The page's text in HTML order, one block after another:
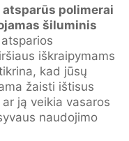
polimerai
šiluminis
iškraipymams
kad jūsų
žaisti ištisus
ją veikia vasaros
naudojimo